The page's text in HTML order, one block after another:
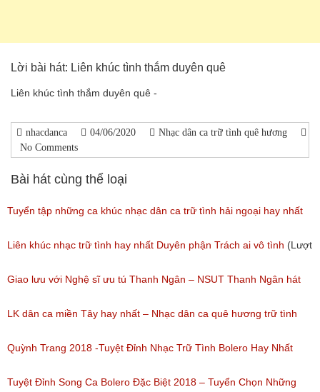
Lời bài hát: Liên khúc tình thắm duyên quê
Liên khúc tình thắm duyên quê -
nhacdanca 04/06/2020
Nhạc dân ca trữ tình quê hương
No Comments
Bài hát cùng thể loại
Tuyển tập những ca khúc nhạc dân ca trữ tình hải ngoại hay nhất
(Lượt nghe: 277)
Liên khúc nhạc trữ tình hay nhất Duyên phận Trách ai vô tình (Lượt
nghe: 193)
Giao lưu với Nghệ sĩ ưu tú Thanh Ngân – NSUT Thanh Ngân hát
Bolero
(Lượt nghe: 80)
LK dân ca miền Tây hay nhất – Nhạc dân ca quê hương trữ tình
miền tây hay nhất
(Lượt nghe: 184)
Quỳnh Trang 2018 -Tuyệt Đỉnh Nhạc Trữ Tình Bolero Hay Nhất
Của Quỳnh Trang 2018
Tuyệt Đỉnh Song Ca Bolero Đặc Biệt 2018 – Tuyển Chọn Những